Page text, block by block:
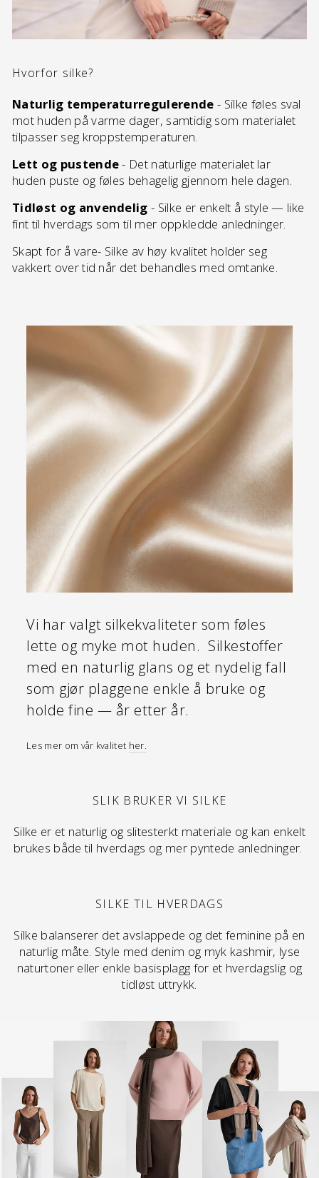
Hvorfor silke?
Naturlig temperaturregulerende - Silke føles sval
mot huden på varme dager, samtidig som materialet
tilpasser seg kroppstemperaturen.
Lett og pustende- Det naturlige materialet lar
huden puste og føles behagelig gjennom hele dagen.
Tidløst og anvendelig - Silke er enkelt å style — like
fint til hverdags som til mer oppkledde anledninger.
Skapt for å vare- Silke av høy kvalitet holder seg
vakkert over tid når det behandles med omtanke.
Vi har valgt silkekvaliteter som føles
lette og myke mot huden. Silkestoffer
med en naturlig glans og et nydelig fall
som gjør plaggene enkle å bruke og
holde fine — år etter år.
Les mer om vår kvalitet her.
SLIK BRUKER VI SILKE
Silke er et naturlig og slitesterkt materiale og kan enkelt
brukes både til hverdags og mer pyntede anledninger.
SILKE TIL HVERDAGS
Silke balanserer det avslappede og det feminine på en
naturlig måte. Style med denim og myk kashmir, lyse
naturtoner eller enkle basisplagg for et hverdagslig og
tidløst uttrykk.